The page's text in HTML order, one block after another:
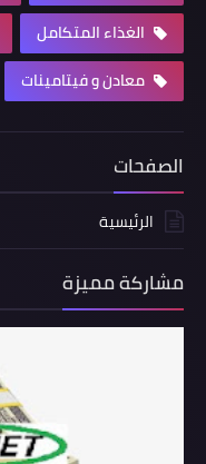
الغذاء المتكامل
معادن و فيتامينات
الصفحات
الرئيسية
مشاركة مميزة